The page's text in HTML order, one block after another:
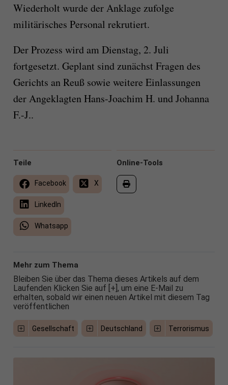
Wiederholt wurde der Anklage zufolge
militärisches Personal rekrutiert.
Der Prozess wird am Dienstag, 2. Juli
fortgesetzt. Geplant sind zunächst Fragen des
Gerichts an Reuß sowie weitere Einlassungen
der Angeklagten Hans-Joachim H. und Johanna
F.-J..
Online-Tools
Teile
Facebook X
LinkedIn
Whatsapp
Mehr zum Thema
Bleiben Sie über das Thema dieses Artikels auf dem
Laufenden Klicken Sie auf [+], um eine E-Mail zu
erhalten, sobald wir einen neuen Artikel mit diesem Tag
veröffentlichen
Gesellschaft Deutschland Terrorismus